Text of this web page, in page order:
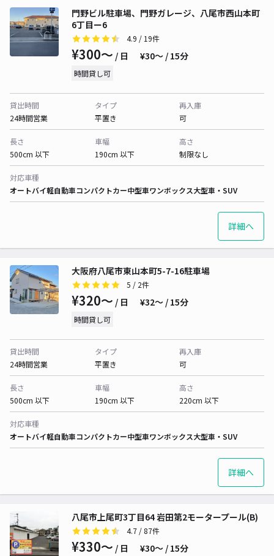
門野ビル駐車場、門野ガレージ、八尾市西山本町
6丁目ー6
4.9 / 19件
¥300〜 / 日 ¥30〜 / 15分
時間貸し可
貸出時間
24時間営業
タイプ
平置き
再入庫
可
長さ
500cm 以下
車幅
190cm 以下
高さ
制限なし
対応車種
オートバイ軽自動車コンパクトカー中型車ワンボックス大型車・SUV
詳細へ
大阪府八尾市東山本町5-7-16駐車場
5 / 2件
¥320〜 / 日 ¥32〜 / 15分
時間貸し可
貸出時間
24時間営業
タイプ
平置き
再入庫
可
長さ
500cm 以下
車幅
190cm 以下
高さ
220cm 以下
対応車種
オートバイ軽自動車コンパクトカー中型車ワンボックス大型車・SUV
詳細へ
八尾市上尾町3丁目64 岩田第2モータープール(B)
4.7 / 87件
¥330〜 / 日 ¥30〜 / 15分